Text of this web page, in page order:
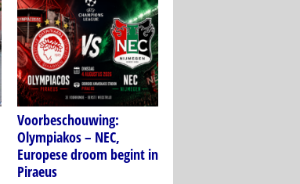
Voorbeschouwing:
Olympiakos – NEC,
Europese droom begint in
Piraeus